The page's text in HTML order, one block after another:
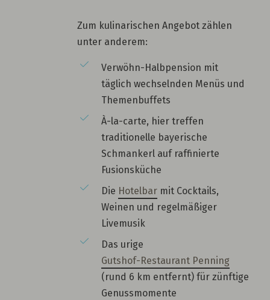
Zum kulinarischen Angebot zählen
unter anderem:
Verwöhn-Halbpension mit
täglich wechselnden Menüs und
Themenbuffets
À-la-carte, hier treffen
traditionelle bayerische
Schmankerl auf raffinierte
Fusionsküche
Die Hotelbarmit Cocktails,
Weinen und regelmäßiger
Livemusik
Das urige
Gutshof-Restaurant Penning
(rund 6 km entfernt) für zünftige
Genussmomente